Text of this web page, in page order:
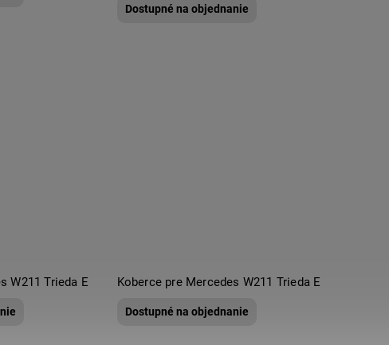
Dostupné na objednanie
W211 Trieda E Koberce pre Mercedes W211 Trieda E
Dostupné na objednanie